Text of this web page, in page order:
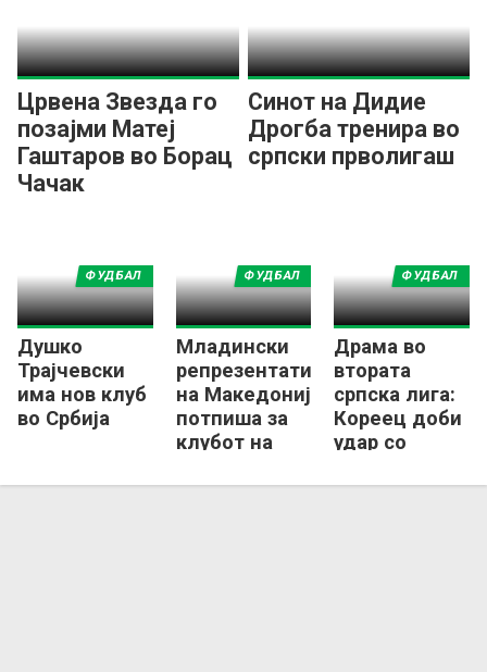
Црвена Звезда го
позајми Матеј
Гаштаров во Борац
Чачак
Синот на Дидие
Дрогба тренира во
српски прволигаш
Душко
Трајчевски
има нов клуб
во Србија
ФУДБАЛ
Младински
репрезентативец
на Македонија
потпиша за
клубот на
ФУДБАЛ
Драма во
втората
српска лига:
Кореец доби
удар со
глава и
ФУДБАЛ